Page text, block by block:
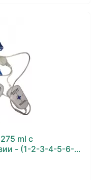
ml с
- (1-2-3-4-5-6-7-